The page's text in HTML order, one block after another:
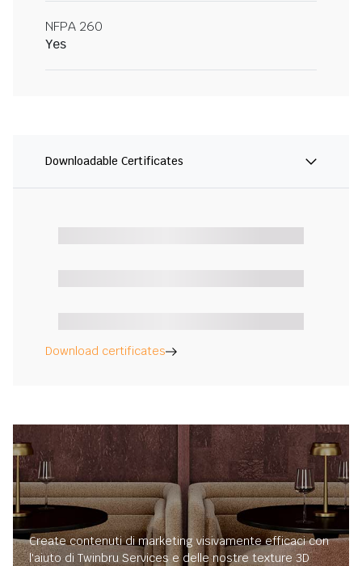
NFPA 260
Yes
Downloadable Certificates
Download certificates
Create contenuti di marketing visivamente efficaci con
l'aiuto di Twinbru Services e delle nostre texture 3D